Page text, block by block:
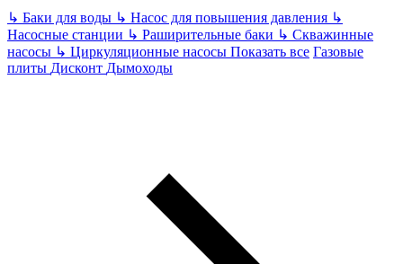
↳ Баки для воды ↳ Насос для повышения давления ↳
Насосные станции ↳ Раширительные баки ↳ Скважинные
насосы ↳ Циркуляционные насосы Показать все Газовые
плиты Дисконт Дымоходы